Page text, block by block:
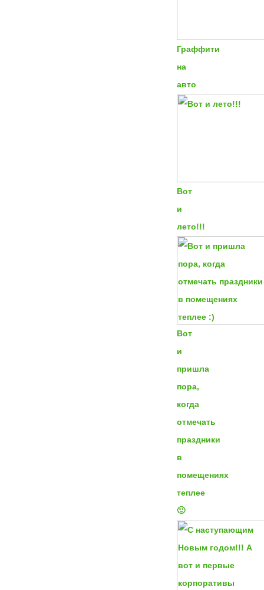
Граффити
на
авто
Вот
и
лето!!!
Вот
и
пришла
пора,
когда
отмечать
праздники
в
помещениях
теплее
🙂